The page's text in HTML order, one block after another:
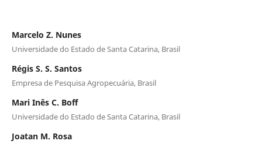
Marcelo Z. Nunes
Universidade do Estado de Santa Catarina, Brasil
Régis S. S. Santos
Empresa de Pesquisa Agropecuária, Brasil
Mari Inês C. Boff
Universidade do Estado de Santa Catarina, Brasil
Joatan M. Rosa